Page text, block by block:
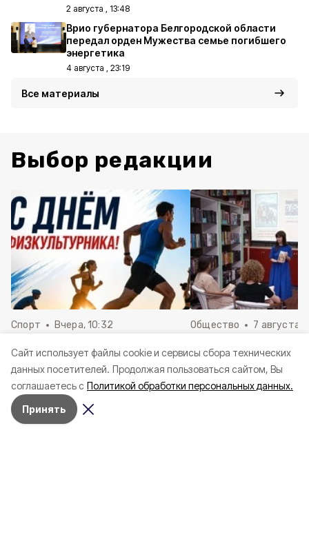
Cайт использует файлы cookie и сервисы сбора технических
данных посетителей. Продолжая пользоваться сайтом, Вы
соглашаетесь с Политикой обработки персональных данных.
Принять
2 августа , 13:48
Врио губернатора Белгородской области
передал орден Мужества семье погибшего
энергетика
4 августа , 23:19
Все материалы
Выбор редакции
Спорт Вчера, 10:32
Валуйского округа Алексей
Дыбов поздравил валуйчан с
Днём физкультурника
Общество 7 августа ,
дискуссионного
прошло в
центральной